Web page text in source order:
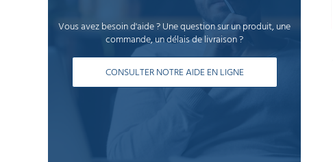
INDIVIDUELLE
Vous avez besoin d'aide ? Une question sur un produit, une
commande, un délais de livraison ?
CONSULTER NOTRE AIDE EN LIGNE